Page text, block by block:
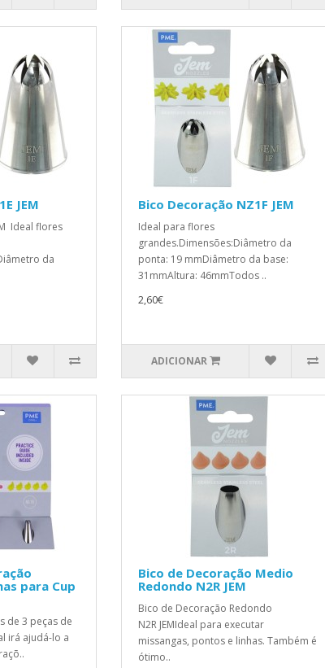
JEM
Ideal flores
da
Bico Decoração NZ1F JEM
Ideal para flores
grandes.Dimensões:Diâmetro da
ponta: 19 mmDiâmetro da base:
31mmAltura: 46mmTodos ..
2,60€
ADICIONAR
para Cup
de 3 peças de
irá ajudá-lo a
Bico de Decoração Medio
Redondo N2R JEM
Bico de Decoração Redondo
N2R JEMIdeal para executar
missangas, pontos e linhas. Também é
ótimo..